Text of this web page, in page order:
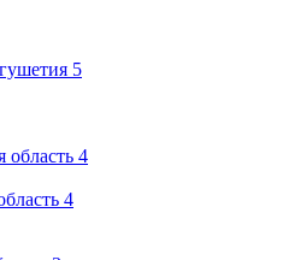
5
область 4
4